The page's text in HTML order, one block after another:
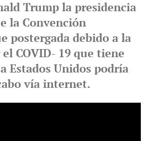
Trump la presidencia
la Convención
postergada debido a la
COVID- 19 que tiene
Estados Unidos podría
vía internet.